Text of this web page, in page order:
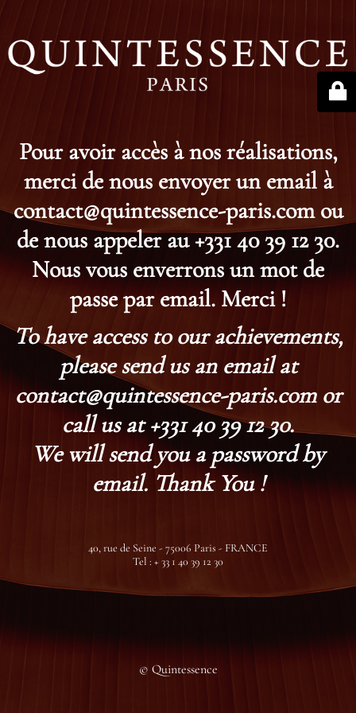
Pour avoir accès à nos réalisations,
merci de nous envoyer un email à
contact@quintessence-paris.com ou
de nous appeler au +331 40 39 12 30.
Nous vous enverrons un mot de
passe par email. Merci !
To have access to our achievements,
please send us an email at
contact@quintessence-paris.com or
call us at +331 40 39 12 30.
We will send you a password by
email. Thank You !
40, rue de Seine - 75006 Paris - FRANCE
Tel : + 33 1 40 39 12 30
© Quintessence